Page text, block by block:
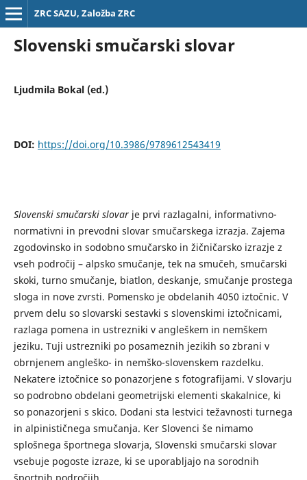
ZRC SAZU, Založba ZRC
Slovenski smučarski slovar
Ljudmila Bokal (ed.)
DOI: https://doi.org/10.3986/9789612543419
Slovenski smučarski slovarje prvi razlagalni, informativno-
normativni in prevodni slovar smučarskega izrazja. Zajema
zgodovinsko in sodobno smučarsko in žičničarsko izrazje z
vseh področij – alpsko smučanje, tek na smučeh, smučarski
skoki, turno smučanje, biatlon, deskanje, smučanje prostega
sloga in nove zvrsti. Pomensko je obdelanih 4050 iztočnic. V
prvem delu so slovarski sestavki s slovenskimi iztočnicami,
razlaga pomena in ustrezniki v angleškem in nemškem
jeziku. Tuji ustrezniki po posameznih jezikih so zbrani v
obrnjenem angleško- in nemško-slovenskem razdelku.
Nekatere iztočnice so ponazorjene s fotografijami. V slovarju
so podrobno obdelani geometrijski elementi skakalnice, ki
so ponazorjeni s skico. Dodani sta lestvici težavnosti turnega
in alpinističnega smučanja. Ker Slovenci še nimamo
splošnega športnega slovarja, Slovenski smučarski slovar
vsebuje pogoste izraze, ki se uporabljajo na sorodnih